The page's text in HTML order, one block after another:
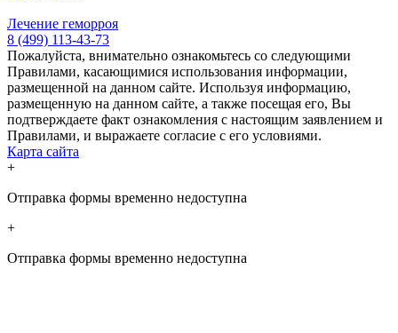
Лечение геморроя
8 (499) 113-43-73
Пожалуйста, внимательно ознакомьтесь со следующими
Правилами, касающимися использования информации,
размещенной на данном сайте. Используя информацию,
размещенную на данном сайте, а также посещая его, Вы
подтверждаете факт ознакомления с настоящим заявлением и
Правилами, и выражаете согласие с его условиями.
Карта сайта
+
Отправка формы временно недоступна
+
Отправка формы временно недоступна